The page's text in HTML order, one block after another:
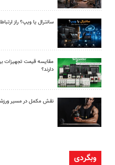
سانترال یا ویپ؟ راز
مقایسه قیمت تجهیزات
دارند؟
نقش مکمل در مسیر
وبگردی